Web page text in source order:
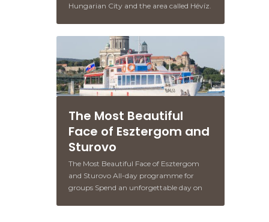
Hungarian City and the area called Hévíz.
The Most Beautiful
Face of Esztergom and
Sturovo
The Most Beautiful Face of Esztergom
and Sturovo All-day programme for
groups Spend an unforgettable day on